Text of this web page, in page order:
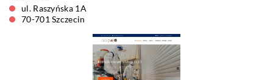
ul. Raszyńska 1A
70-701 Szczecin